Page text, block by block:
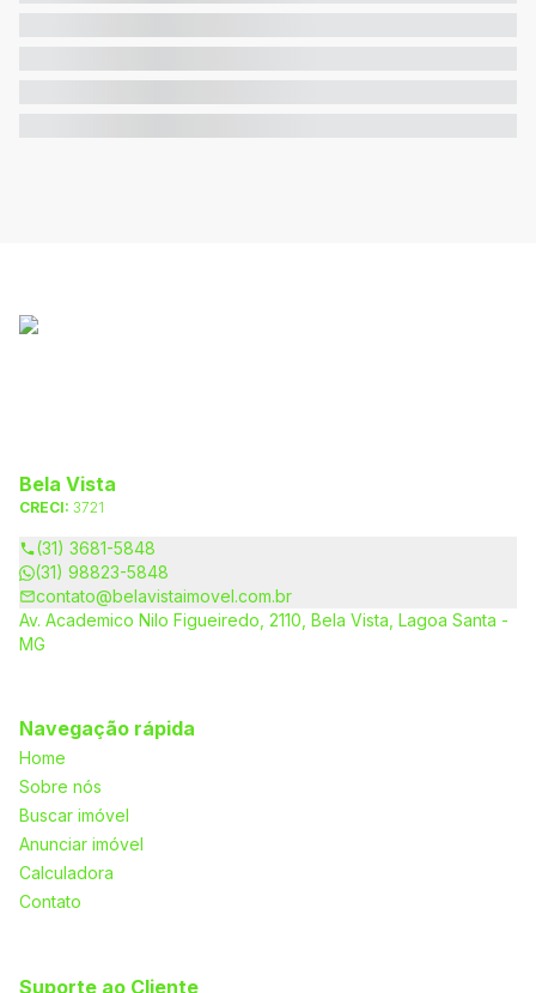
Bela Vista
CRECI: 3721
(31) 3681-5848
(31) 98823-5848
contato@belavistaimovel.com.br
Av. Academico Nilo Figueiredo, 2110, Bela Vista, Lagoa Santa -
MG
Navegação rápida
Home
Sobre nós
Buscar imóvel
Anunciar imóvel
Calculadora
Contato
Suporte ao Cliente